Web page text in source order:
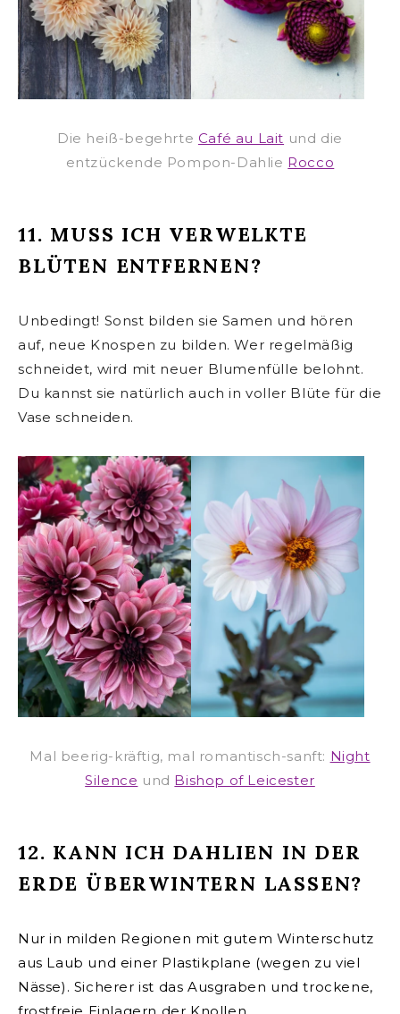
Die heiß-begehrte Café au Lait und die
entzückende Pompon-Dahlie Rocco
11. MUSS ICH VERWELKTE
BLÜTEN ENTFERNEN?
Unbedingt! Sonst bilden sie Samen und hören
auf, neue Knospen zu bilden. Wer regelmäßig
schneidet, wird mit neuer Blumenfülle belohnt.
Du kannst sie natürlich auch in voller Blüte für die
Vase schneiden.
Mal beerig-kräftig, mal romantisch-sanft: Night
Silence und Bishop of Leicester
12. KANN ICH DAHLIEN IN DER
ERDE ÜBERWINTERN LASSEN?
Nur in milden Regionen mit gutem Winterschutz
aus Laub und einer Plastikplane (wegen zu viel
Nässe). Sicherer ist das Ausgraben und trockene,
frostfreie Einlagern der Knollen.